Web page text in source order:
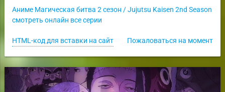
Аниме Магическая битва 2 сезон / Jujutsu Kaisen 2nd Season
смотреть онлайн все серии
Пожаловаться на момент
HTML-код для вставки на сайт